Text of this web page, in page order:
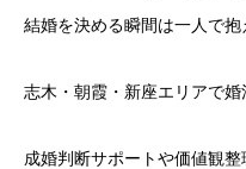
結婚を決める瞬間は一人で抱
志木・朝霞・新座エリアで
成婚判断サポートや価値観整